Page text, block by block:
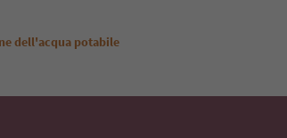
dell'acqua potabile